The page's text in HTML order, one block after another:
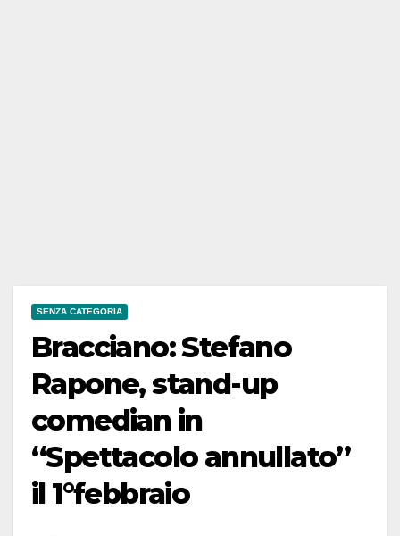
SENZA CATEGORIA
Bracciano: Stefano
Rapone, stand-up
comedian in
“Spettacolo annullato”
il 1°febbraio